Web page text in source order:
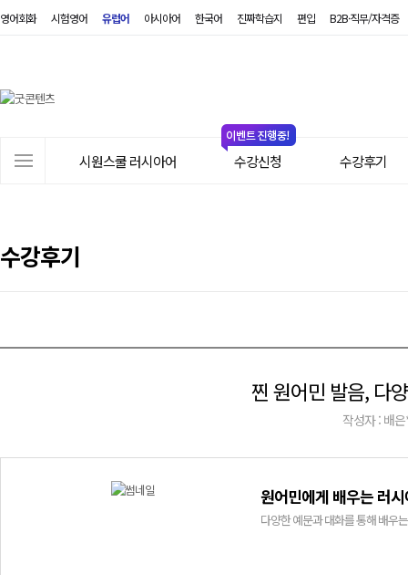
영어회화 시험영어 유럽어 아시아어 한국어 진짜학습지 편입 B2B·직무/자격증
시원스쿨 러시아어 수강신청 수강후기
수강후기
찐 원어민 발음, 다
작성자 : 배
원어민에게 배우는 러
다양한 예문과 대화를 통해 배우